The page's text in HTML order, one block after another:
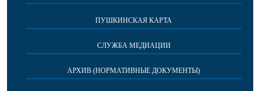
ПУШКИНСКАЯ КАРТА
СЛУЖБА МЕДИАЦИИ
АРХИВ (НОРМАТИВНЫЕ ДОКУМЕНТЫ)